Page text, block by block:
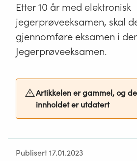
Etter 10 år med elektronisk
jegerprøveeksamen, skal
gjennomføre eksamen i
Jegerprøveeksamen.
Artikkelen er gammel, og
innholdet er utdatert
Publisert 17.01.2023